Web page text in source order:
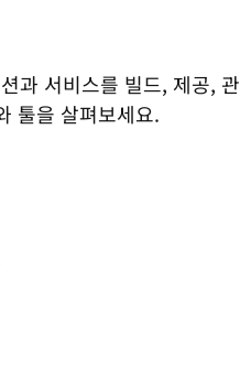
과 서비스를 빌드, 제공, 관
툴을 살펴보세요.